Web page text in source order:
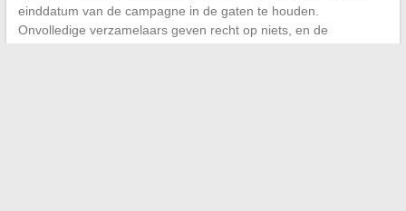
einddatum van de campagne in de gaten te houden.
Onvolledige verzamelaars geven recht op niets, en de